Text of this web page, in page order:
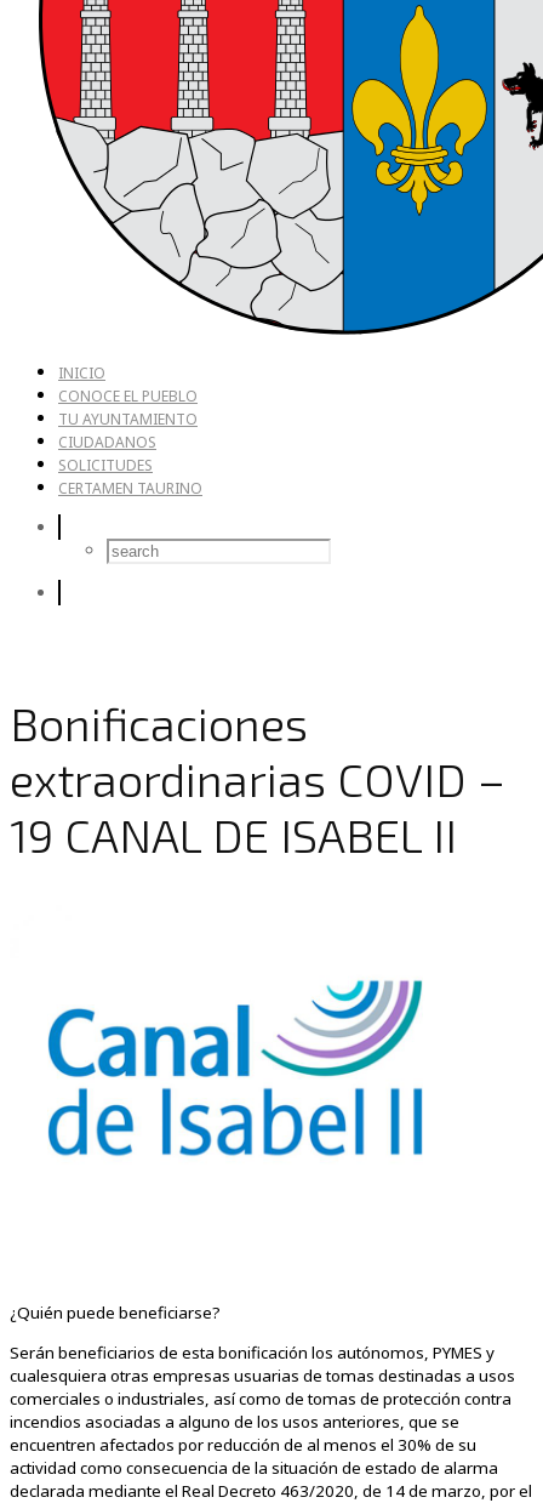
INICIO
CONOCE EL PUEBLO
TU AYUNTAMIENTO
CIUDADANOS
SOLICITUDES
CERTAMEN TAURINO
Bonificaciones
extraordinarias COVID –
19 CANAL DE ISABEL II
¿Quién puede beneficiarse?
Serán beneficiarios de esta bonificación los autónomos, PYMES y
cualesquiera otras empresas usuarias de tomas destinadas a usos
comerciales o industriales, así como de tomas de protección contra
incendios asociadas a alguno de los usos anteriores, que se
encuentren afectados por reducción de al menos el 30% de su
actividad como consecuencia de la situación de estado de alarma
declarada mediante el Real Decreto 463/2020, de 14 de marzo, por el